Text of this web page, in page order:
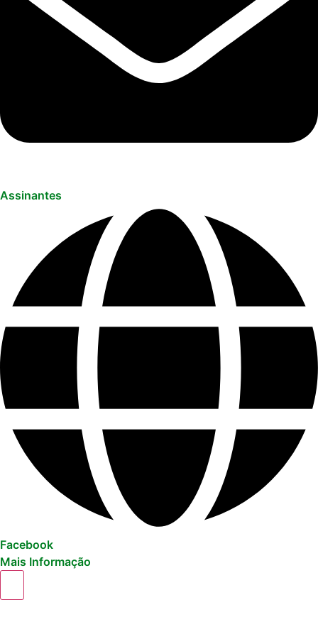
Assinantes
Facebook
Mais Informação